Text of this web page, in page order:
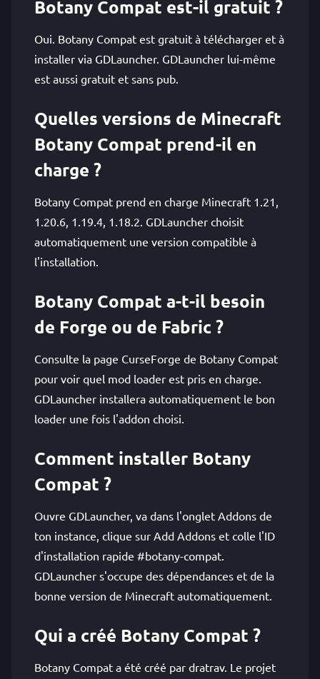
Botany Compat est-il gratuit ?
Oui. Botany Compat est gratuit à télécharger et à
installer via GDLauncher. GDLauncher lui-même
est aussi gratuit et sans pub.
Quelles versions de Minecraft
Botany Compat prend-il en
charge ?
Botany Compat prend en charge Minecraft 1.21,
1.20.6, 1.19.4, 1.18.2. GDLauncher choisit
automatiquement une version compatible à
l'installation.
Botany Compat a-t-il besoin
de Forge ou de Fabric ?
Consulte la page CurseForge de Botany Compat
pour voir quel mod loader est pris en charge.
GDLauncher installera automatiquement le bon
loader une fois l'addon choisi.
Comment installer Botany
Compat ?
Ouvre GDLauncher, va dans l'onglet Addons de
ton instance, clique sur Add Addons et colle l'ID
d'installation rapide #botany-compat.
GDLauncher s'occupe des dépendances et de la
bonne version de Minecraft automatiquement.
Qui a créé Botany Compat ?
Botany Compat a été créé par dratrav. Le projet